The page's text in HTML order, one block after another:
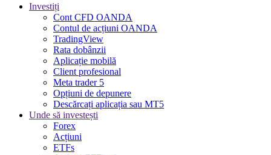
Investiți
Cont CFD OANDA
Contul de acțiuni OANDA
TradingView
Rata dobânzii
Aplicație mobilă
Client profesional
Meta trader 5
Opțiuni de depunere
Descărcați aplicația sau MT5
Unde să investești
Forex
Acțiuni
ETFs